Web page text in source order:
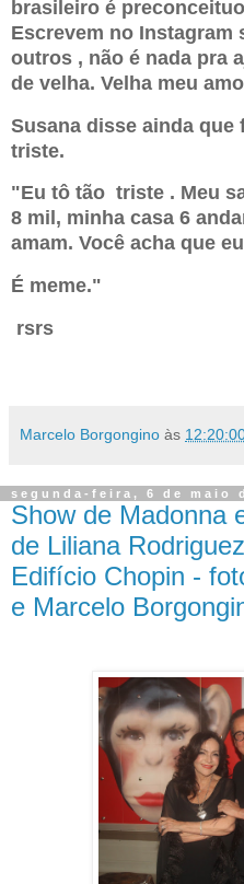
brasileiro é
Escrevem no Instagram
outros , não é nada pra
de velha. Velha meu
Susana disse ainda que
triste.
"Eu tô tão triste . Meu
8 mil, minha casa 6
amam. Você acha que
É meme."
rsrs
Marcelo Borgongino às
segunda-feira, 6 de maio
Show de Madonna
de Liliana
Edifício Chopin -
e Marcelo